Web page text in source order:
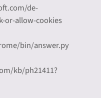
de-
or-allow-cookies
bin/answer.py
kb/ph21411?